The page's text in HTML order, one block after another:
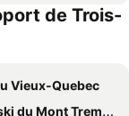
Trois-Rivieres
de Trois-
Vieux-Quebec
du Mont Tremblant